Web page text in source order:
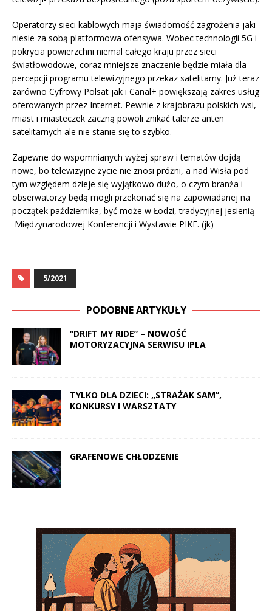
Operatorzy sieci kablowych maja świadomość zagrożenia jaki
niesie za sobą platformowa ofensywa. Wobec technologii 5G i
pokrycia powierzchni niemal całego kraju przez sieci
światłowodowe, coraz mniejsze znaczenie będzie miała dla
percepcji programu telewizyjnego przekaz satelitarny. Już teraz
zarówno Cyfrowy Polsat jak i Canal+ powiększają zakres usług
oferowanych przez Internet. Pewnie z krajobrazu polskich wsi,
miast i miasteczek zaczną powoli znikać talerze anten
satelitarnych ale nie stanie się to szybko.
Zapewne do wspomnianych wyżej spraw i tematów dojdą
nowe, bo telewizyjne życie nie znosi próżni, a nad Wisła pod
tym względem dzieje się wyjątkowo dużo, o czym branża i
obserwatorzy będą mogli przekonać się na zapowiadanej na
początek października, być może w Łodzi, tradycyjnej jesienią
Międzynarodowej Konferencji i Wystawie PIKE. (jk)
5/2021
PODOBNE ARTYKUŁY
“DRIFT MY RIDE” – NOWOŚĆ
MOTORYZACYJNA SERWISU IPLA
TYLKO DLA DZIECI: „STRAŻAK SAM”,
KONKURSY I WARSZTATY
GRAFENOWE CHŁODZENIE